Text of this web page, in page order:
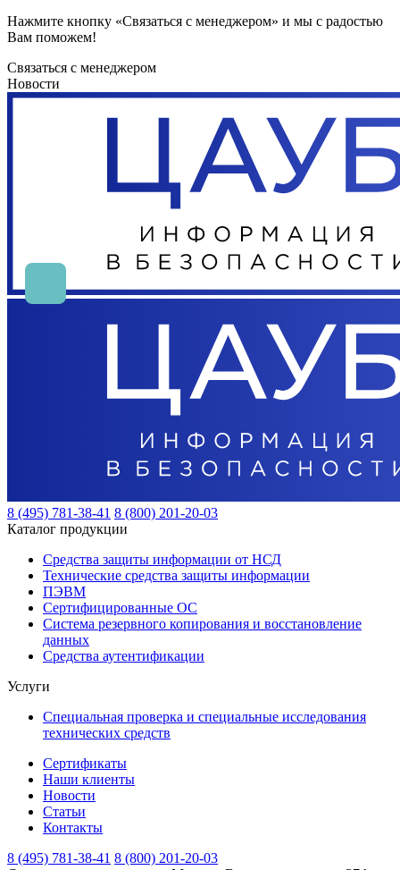
Нажмите кнопку «Связаться с менеджером» и мы с радостью
Вам поможем!
Связаться с менеджером
Новости
8 (495) 781-38-41 8 (800) 201-20-03
Каталог продукции
Средства защиты информации от НСД
Технические средства защиты информации
ПЭВМ
Сертифицированные ОС
Система резервного копирования и восстановление
данных
Средства аутентификации
Услуги
Специальная проверка и специальные исследования
технических средств
Сертификаты
Наши клиенты
Новости
Статьи
Контакты
8 (495) 781-38-41 8 (800) 201-20-03